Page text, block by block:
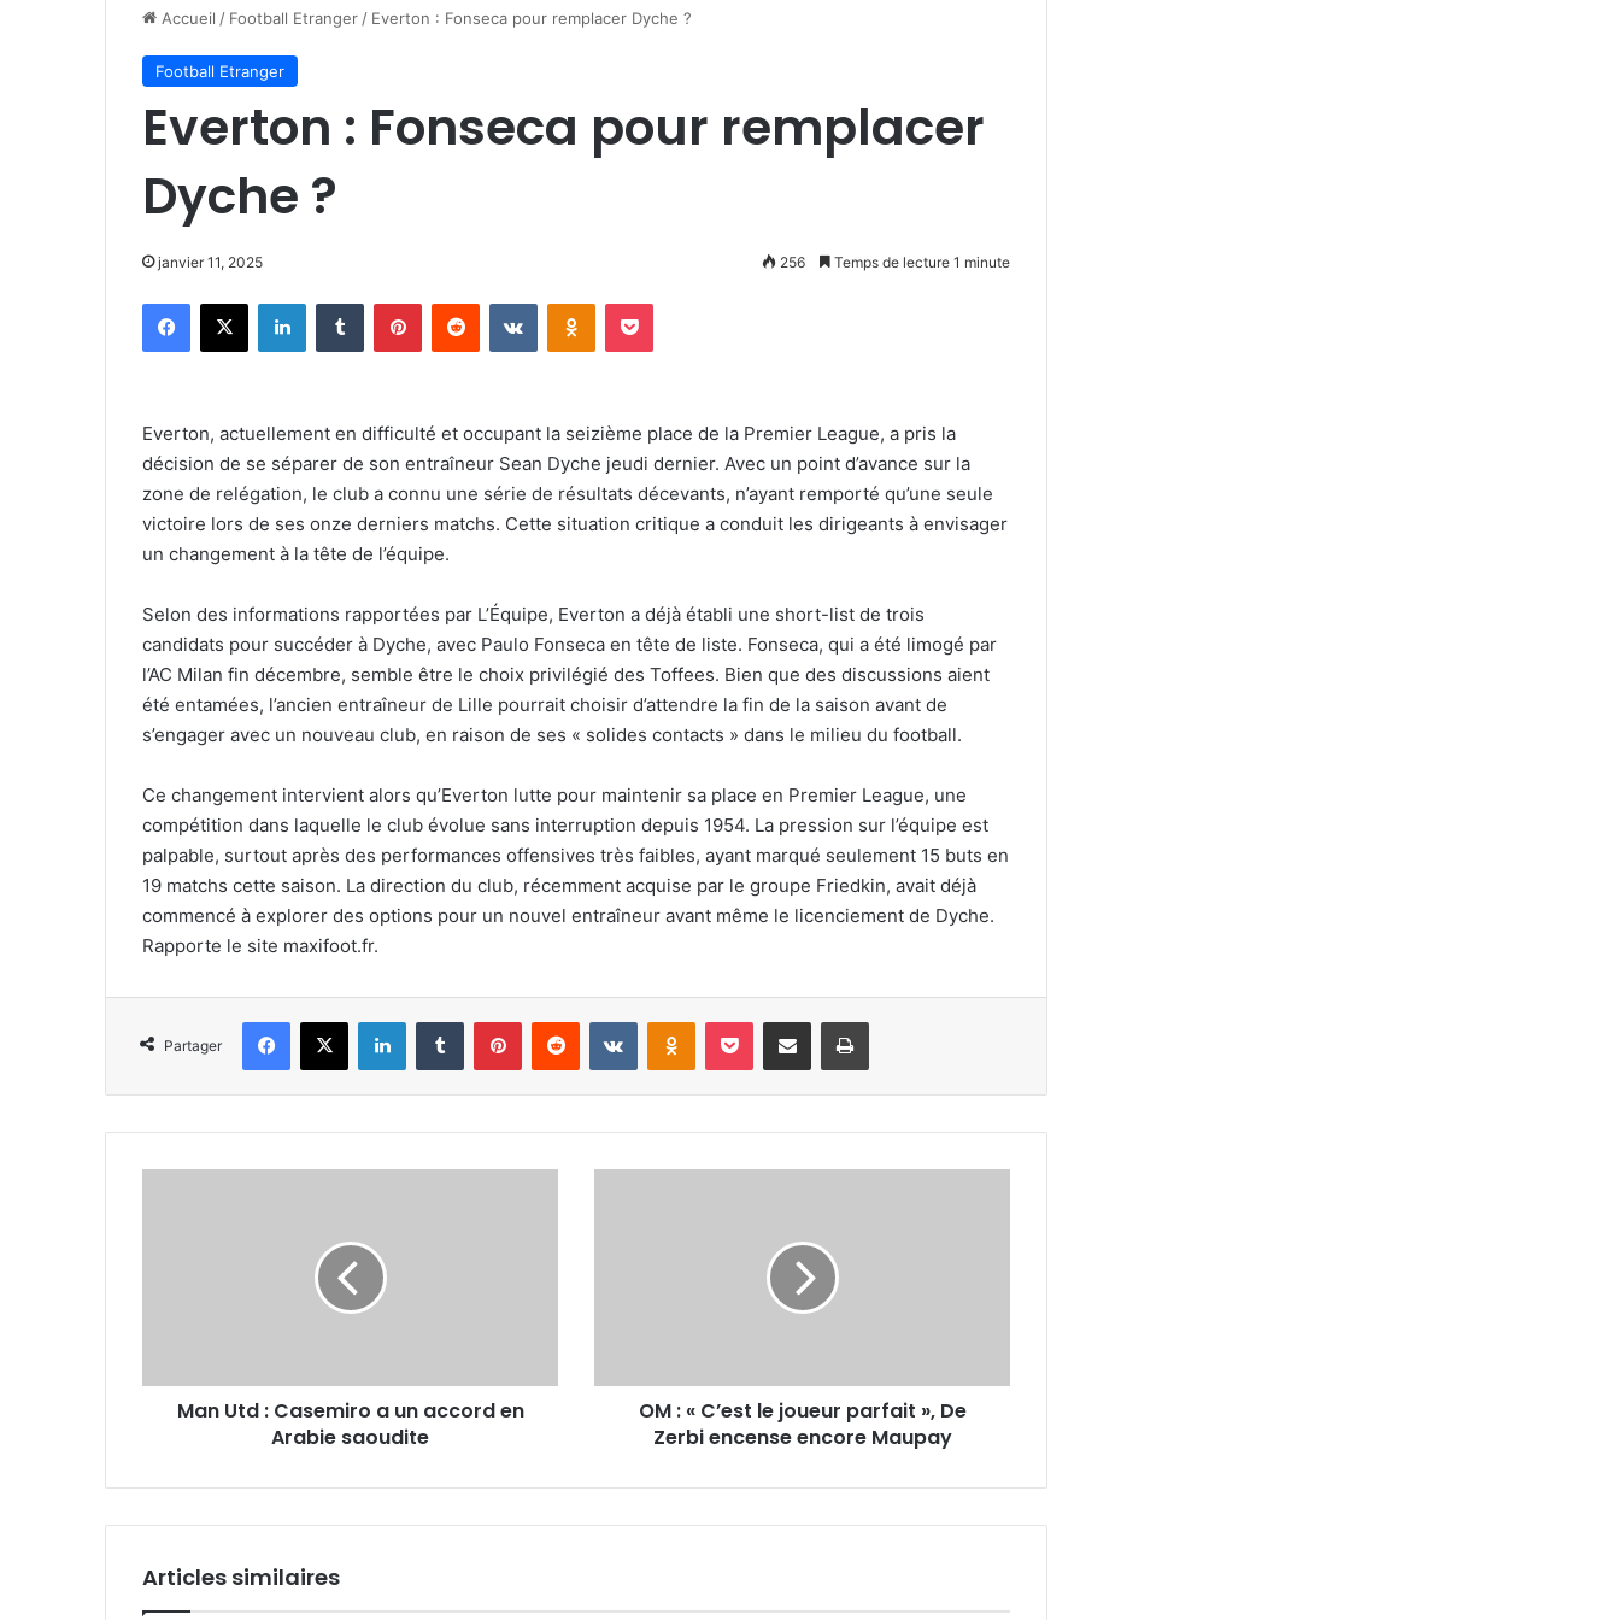
Accueil / Football Etranger / Everton : Fonseca pour remplacer Dyche ?
Football Etranger
Everton : Fonseca pour remplacer
Dyche ?
janvier 11, 2025 256 Temps de lecture 1 minute
Facebook
X LinkedinTumblr PinterestReddit VKontakteOdnoklassniki
Pocket
Everton, actuellement en difficulté et occupant la seizième place de la Premier League, a pris la
décision de se séparer de son entraîneur Sean Dyche jeudi dernier. Avec un point d’avance sur la
zone de relégation, le club a connu une série de résultats décevants, n’ayant remporté qu’une seule
victoire lors de ses onze derniers matchs. Cette situation critique a conduit les dirigeants à envisager
un changement à la tête de l’équipe.
Selon des informations rapportées par L’Équipe, Everton a déjà établi une short-list de trois
candidats pour succéder à Dyche, avec Paulo Fonseca en tête de liste. Fonseca, qui a été limogé par
l’AC Milan fin décembre, semble être le choix privilégié des Toffees. Bien que des discussions aient
été entamées, l’ancien entraîneur de Lille pourrait choisir d’attendre la fin de la saison avant de
s’engager avec un nouveau club, en raison de ses « solides contacts » dans le milieu du football.
Ce changement intervient alors qu’Everton lutte pour maintenir sa place en Premier League, une
compétition dans laquelle le club évolue sans interruption depuis 1954. La pression sur l’équipe est
palpable, surtout après des performances offensives très faibles, ayant marqué seulement 15 buts en
19 matchs cette saison. La direction du club, récemment acquise par le groupe Friedkin, avait déjà
commencé à explorer des options pour un nouvel entraîneur avant même le licenciement de Dyche.
Rapporte le site maxifoot.fr.
Partager
Facebook
X LinkedinTumblr PinterestReddit VKontakteOdnoklassniki
Pocket Partager par email Imprimer
Arabie
saouditeMan Utd : Casemiro a un accord en
Arabie saoudite
encense
encoreOM : « C’est le joueur parfait », De
Zerbi encense encore Maupay
Articles similaires